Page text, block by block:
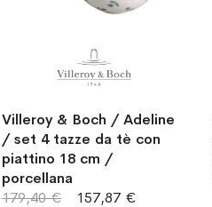
Villeroy & Boch / Adeline
/ set 4 tazze da tè con
piattino 18 cm /
porcellana
157,87 €
179,40 €